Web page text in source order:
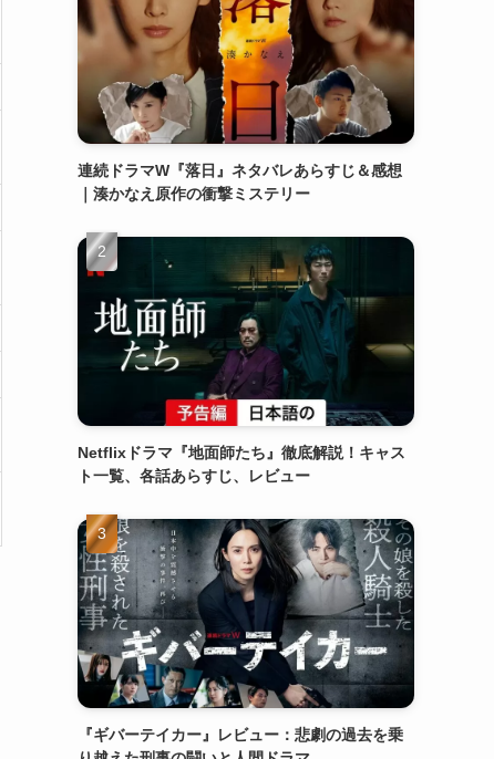
連続ドラマW『落日』ネタバレあらすじ＆感想
｜湊かなえ原作の衝撃ミステリー
Netflixドラマ『地面師たち』徹底解説！キャス
ト一覧、各話あらすじ、レビュー
『ギバーテイカー』レビュー：悲劇の過去を乗